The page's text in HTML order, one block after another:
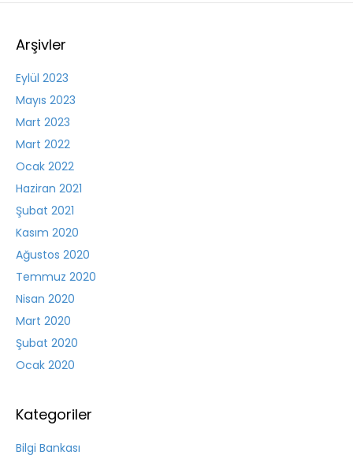
Arşivler
Eylül 2023
Mayıs 2023
Mart 2023
Mart 2022
Ocak 2022
Haziran 2021
Şubat 2021
Kasım 2020
Ağustos 2020
Temmuz 2020
Nisan 2020
Mart 2020
Şubat 2020
Ocak 2020
Kategoriler
Bilgi Bankası